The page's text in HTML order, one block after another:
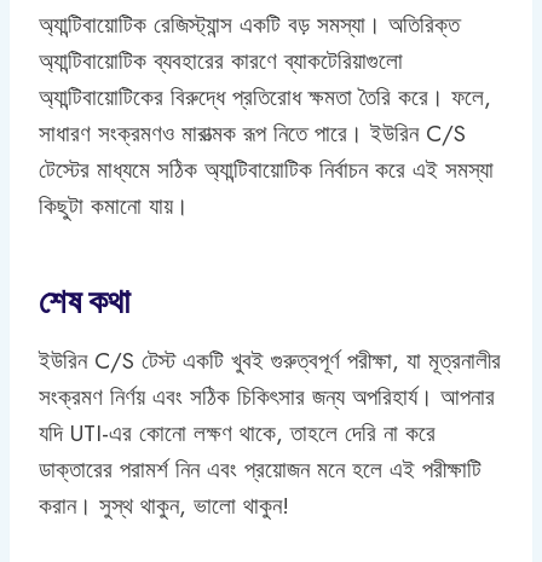
অ্যান্টিবায়োটিক রেজিস্ট্যান্স একটি বড় সমস্যা। অতিরিক্ত
অ্যান্টিবায়োটিক ব্যবহারের কারণে ব্যাকটেরিয়াগুলো
অ্যান্টিবায়োটিকের বিরুদ্ধে প্রতিরোধ ক্ষমতা তৈরি করে। ফলে,
সাধারণ সংক্রমণও মারাত্মক রূপ নিতে পারে। ইউরিন C/S
টেস্টের মাধ্যমে সঠিক অ্যান্টিবায়োটিক নির্বাচন করে এই সমস্যা
কিছুটা কমানো যায়।
শেষ কথা
ইউরিন C/S টেস্ট একটি খুবই গুরুত্বপূর্ণ পরীক্ষা, যা মূত্রনালীর
সংক্রমণ নির্ণয় এবং সঠিক চিকিৎসার জন্য অপরিহার্য। আপনার
যদি UTI-এর কোনো লক্ষণ থাকে, তাহলে দেরি না করে
ডাক্তারের পরামর্শ নিন এবং প্রয়োজন মনে হলে এই পরীক্ষাটি
করান। সুস্থ থাকুন, ভালো থাকুন!